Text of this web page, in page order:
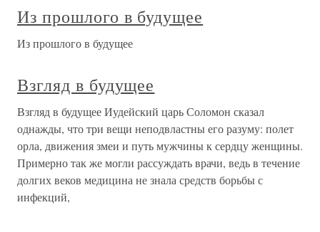
Из прошлого в будущее
Из прошлого в будущее
Взгляд в будущее
Взгляд в будущее Иудейский царь Соломон сказал
однажды, что три вещи неподвластны его разуму: полет
орла, движения змеи и путь мужчины к сердцу женщины.
Примерно так же могли рассуждать врачи, ведь в течение
долгих веков медицина не знала средств борьбы с
инфекций,